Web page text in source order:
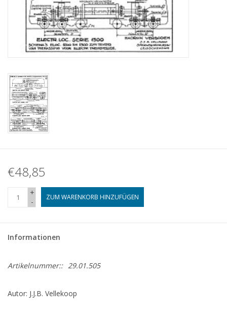
Baubeschreibungen
€48,85
+
-
ZUM WARENKORB HINZUFÜGEN
Informationen
Artikelnummer:: 29.01.505
Autor: J.J.B. Vellekoop